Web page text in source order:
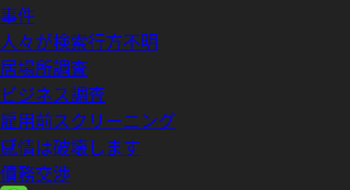
事件
人々が検索行方不明
居場所調査
ビジネス調査
雇用前スクリーニング
感情は破壊します
債務交渉